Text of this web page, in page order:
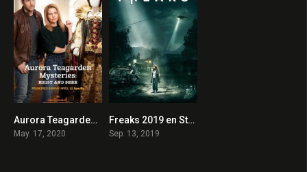
0
Aurora Teagarden Mysteries: Heist and Seek 2020 en Streaming HD Gratuit !
May. 17, 2020
6.7Freaks 2019 en Streaming HD Gratuit !
Sep. 13, 2019